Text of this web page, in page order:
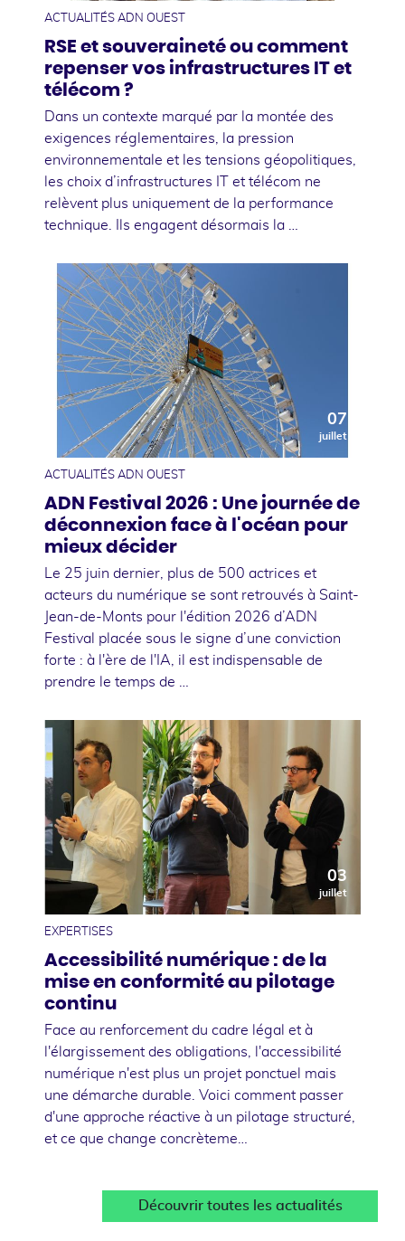
ACTUALITÉS ADN OUEST
RSE et souveraineté ou comment
repenser vos infrastructures IT et
télécom ?
Dans un contexte marqué par la montée des
exigences réglementaires, la pression
environnementale et les tensions géopolitiques,
les choix d’infrastructures IT et télécom ne
relèvent plus uniquement de la performance
technique. Ils engagent désormais la …
07
juillet
ACTUALITÉS ADN OUEST
ADN Festival 2026 : Une journée de
déconnexion face à l'océan pour
mieux décider
Le 25 juin dernier, plus de 500 actrices et
acteurs du numérique se sont retrouvés à Saint-
Jean-de-Monts pour l'édition 2026 d’ADN
Festival placée sous le signe d’une conviction
forte : à l'ère de l'IA, il est indispensable de
prendre le temps de …
03
juillet
EXPERTISES
Accessibilité numérique : de la
mise en conformité au pilotage
continu
Face au renforcement du cadre légal et à
l'élargissement des obligations, l'accessibilité
numérique n'est plus un projet ponctuel mais
une démarche durable. Voici comment passer
d'une approche réactive à un pilotage structuré,
et ce que change concrèteme…
Découvrir toutes les actualités